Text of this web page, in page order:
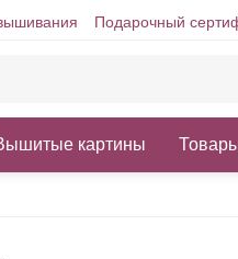
Подарочный
картины